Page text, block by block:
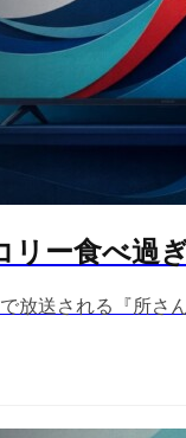
ー食べ過
放送される『所